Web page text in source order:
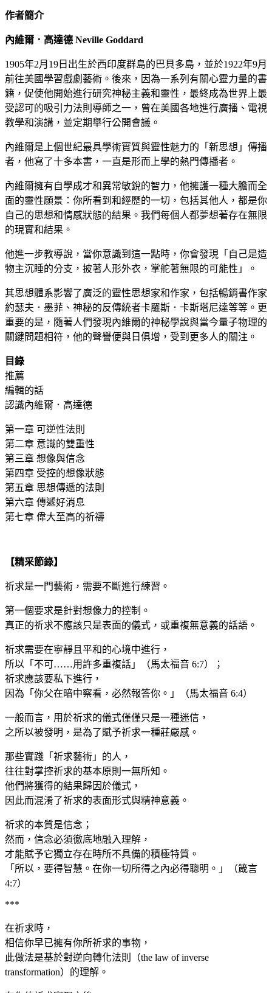
作者簡介
內維爾．高達德 Neville Goddard
1905年2月19日出生於西印度群島的巴貝多島，並於1922年9月
前往美國學習戲劇藝術。後來，因為一系列有關心靈力量的書
籍，促使他開始進行研究神秘主義和靈性，最終成為世界上最
受認可的吸引力法則導師之一，曾在美國各地進行廣播、電視
教學和演講，並定期舉行公開會議。
內維爾是上個世紀最具學術實質與靈性魅力的「新思想」傳播
者，他寫了十多本書，一直是形而上學的熱門傳播者。
內維爾擁有自學成才和異常敏銳的智力，他擁護一種大膽而全
面的靈性願景：你所看到和經歷的一切，包括其他人，都是你
自己的思想和情感狀態的結果。我們每個人都夢想著存在無限
的現實和結果。
他進一步教導說，當你意識到這一點時，你會發現「自己是造
物主沉睡的分支，披著人形外衣，掌舵著無限的可能性」。
其思想體系影響了廣泛的靈性思想家和作家，包括暢銷書作家
約瑟夫．墨菲、神秘的反傳統者卡羅斯．卡斯塔尼達等等。更
重要的是，隨著人們發現內維爾的神秘學說與當今量子物理的
關鍵問題相符，他的聲譽便與日俱增，受到更多人的關注。
目錄
推薦
編輯的話
認識內維爾．高達德
第一章 可逆性法則
第二章 意識的雙重性
第三章 想像與信念
第四章 受控的想像狀態
第五章 思想傳遞的法則
第六章 傳遞好消息
第七章 偉大至高的祈禱
【精采節錄】
祈求是一門藝術，需要不斷進行練習。
第一個要求是針對想像力的控制。
真正的祈求不應該只是表面的儀式，或重複無意義的話語。
祈求需要在寧靜且平和的心境中進行，
所以「不可……用許多重複話」（馬太福音 6:7）；
祈求應該要私下進行，
因為「你父在暗中察看，必然報答你。」（馬太福音 6:4）
一般而言，用於祈求的儀式僅僅只是一種迷信，
之所以被發明，是為了賦予祈求一種莊嚴感。
那些實踐「祈求藝術」的人，
往往對掌控祈求的基本原則一無所知。
他們將獲得的結果歸因於儀式，
因此而混淆了祈求的表面形式與精神意義。
祈求的本質是信念；
然而，信念必須徹底地融入理解，
才能賦予它獨立存在時所不具備的積極特質。
「所以，要得智慧。在你一切所得之內必得聰明。」（箴言
4:7）
***
在祈求時，
相信你早已擁有你所祈求的事物，
此做法是基於對逆向轉化法則（the law of inverse
transformation）的理解。